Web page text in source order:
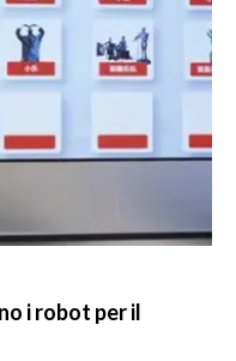
i robot per il